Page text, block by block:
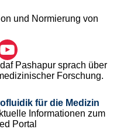
und Normierung von
Pashapur sprach über
Forschung.
für die Medizin
Informationen zum
Portal